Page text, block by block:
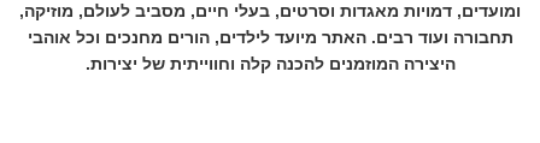
ומועדים, דמויות מאגדות וסרטים, בעלי חיים, מסביב לעולם, מוזיקה,
תחבורה ועוד רבים. האתר מיועד לילדים, הורים מחנכים וכל אוהבי
היצירה המוזמנים להכנה קלה וחווייתית של יצירות.